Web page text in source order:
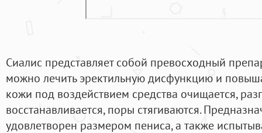
Сиалис представляет собой превосходный
можно лечить эректильную дисфункцию и
кожи под воздействием средства очищается,
восстанавливается, поры стягиваются.
удовлетворен размером пениса, а также